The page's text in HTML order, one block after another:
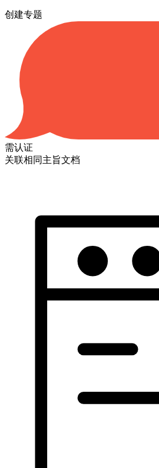
创建专题
需认证
关联相同主旨文档